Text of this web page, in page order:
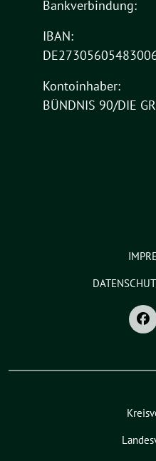
Bankverbindung:
IBAN:
Kontoinhaber:
BÜNDNIS 90/DIE